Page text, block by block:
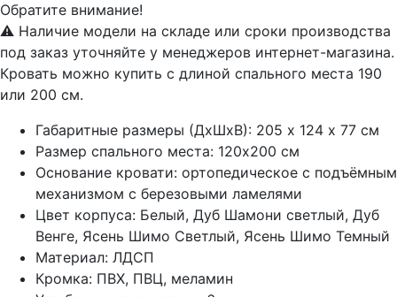
Обратите внимание!
⚠️ Наличие модели на складе или сроки производства
под заказ уточняйте у менеджеров интернет-магазина.
Кровать можно купить с длиной спального места 190
или 200 см.
Габаритные размеры (ДхШхВ): 205 х 124 х 77 см
Размер спального места: 120х200 см
Основание кровати: ортопедическое с подъёмным
механизмом с березовыми ламелями
Цвет корпуса: Белый, Дуб Шамони светлый, Дуб
Венге, Ясень Шимо Светлый, Ясень Шимо Темный
Материал: ЛДСП
Кромка: ПВХ, ПВЦ, меламин